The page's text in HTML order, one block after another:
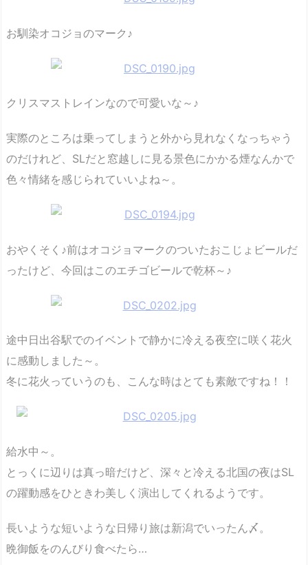
お馴染オコジョのマーク♪
クリスマストレインなので可愛いな～♪
実際のところは乗ってしまうと外から見れなくなっちゃう
のだけれど、SLだと窓越しに見る景色にかかる煙なんかで
色々情緒を感じられていいよね～。
おやくそく♪前はオコジョマークのついたおこじょビールだ
ったけど、今回はこのエチゴビールで乾杯～♪
途中日出谷駅でのイベントで静かに冷える夜空に咲く花火
に感動しました～。
冬に花火っていうのも、こんな時はとても素敵ですね！！
給水中～。
とっくに辺りは真っ暗だけど、深々と冷える北国の夜はSL
の躍動感をひときわ美しく演出してくれるようです。
長いような短いような日帰り旅は新潟でいったん〆。
晩御飯をのんびり食べたら…